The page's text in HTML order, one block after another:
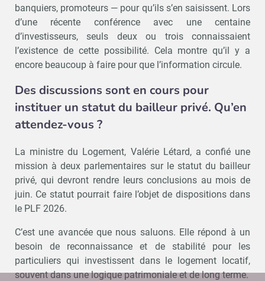
banquiers, promoteurs — pour qu’ils s’en saisissent. Lors
d’une récente conférence avec une centaine
d’investisseurs, seuls deux ou trois connaissaient
l’existence de cette possibilité. Cela montre qu’il y a
encore beaucoup à faire pour que l’information circule.
Des discussions sont en cours pour
instituer un statut du bailleur privé. Qu’en
attendez-vous ?
La ministre du Logement, Valérie Létard, a confié une
mission à deux parlementaires sur le statut du bailleur
privé, qui devront rendre leurs conclusions au mois de
juin. Ce statut pourrait faire l’objet de dispositions dans
le PLF 2026.
C’est une avancée que nous saluons. Elle répond à un
besoin de reconnaissance et de stabilité pour les
particuliers qui investissent dans le logement locatif,
souvent dans une logique patrimoniale et de long terme.